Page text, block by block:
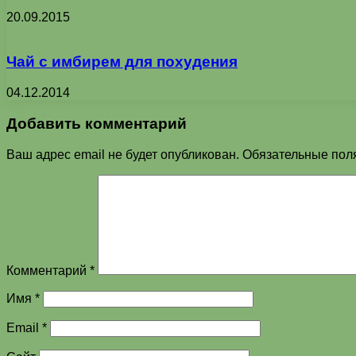
20.09.2015
Чай с имбирем для похудения
04.12.2014
Добавить комментарий
Ваш адрес email не будет опубликован. Обязательные
Комментарий *
Имя *
Email *